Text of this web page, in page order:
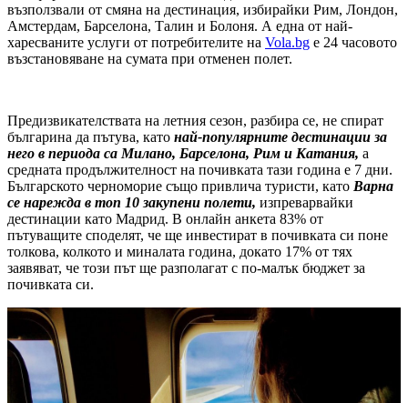
възползвали от смяна на дестинация, избирайки Рим, Лондон,
Амстердам, Барселона, Талин и Болоня. А една от най-
харесваните услуги от потребителите на Vola.bg e 24 часовото
възстановяване на сумата при отменен полет.
Предизвикателствата на летния сезон, разбира се, не спират
българина да пътува, като най-популярните дестинации за
него в периода са Милано, Барселона, Рим и Катания, а
средната продължителност на почивката тази година е 7 дни.
Българското черноморие също привлича туристи, като Варна
се нарежда в топ 10 закупени полети, изпреварвайки
дестинации като Мадрид. В онлайн анкета 83% от
пътуващите споделят, че ще инвестират в почивката си поне
толкова, колкото и миналата година, докато 17% от тях
заявяват, че този път ще разполагат с по-малък бюджет за
почивката си.